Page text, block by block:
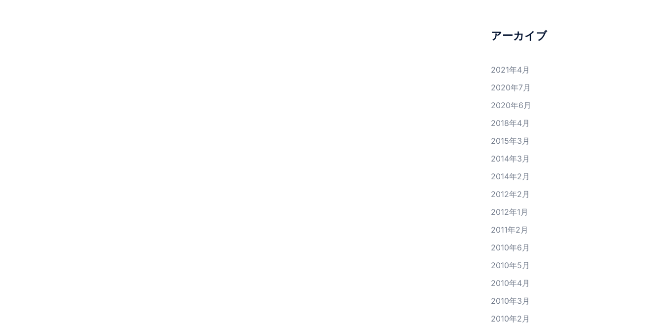
アーカイブ
2021年4月
2020年7月
2020年6月
2018年4月
2015年3月
2014年3月
2014年2月
2012年2月
2012年1月
2011年2月
2010年6月
2010年5月
2010年4月
2010年3月
2010年2月